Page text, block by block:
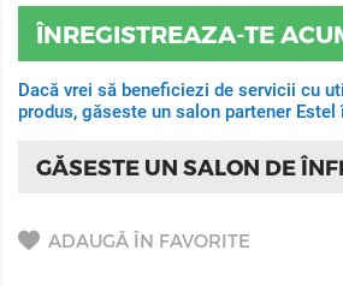
ÎNREGISTREAZA-TE
Dacă vrei să beneficiezi de servicii cu
produs, găseste un salon partener Estel
GĂSESTE UN SALON DE
ADAUGĂ ÎN FAVORITE